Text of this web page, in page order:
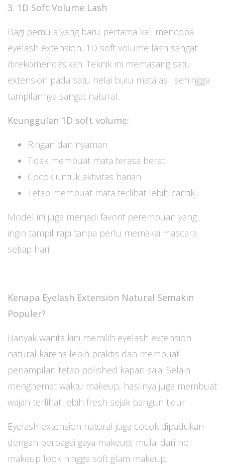
3. 1D Soft Volume Lash
Bagi pemula yang baru pertama kali mencoba
eyelash extension, 1D soft volume lash sangat
direkomendasikan. Teknik ini memasang satu
extension pada satu helai bulu mata asli sehingga
tampilannya sangat natural.
Keunggulan 1D soft volume:
Ringan dan nyaman
Tidak membuat mata terasa berat
Cocok untuk aktivitas harian
Tetap membuat mata terlihat lebih cantik
Model ini juga menjadi favorit perempuan yang
ingin tampil rapi tanpa perlu memakai mascara
setiap hari.
Kenapa Eyelash Extension Natural Semakin
Populer?
Banyak wanita kini memilih eyelash extension
natural karena lebih praktis dan membuat
penampilan tetap polished kapan saja. Selain
menghemat waktu makeup, hasilnya juga membuat
wajah terlihat lebih fresh sejak bangun tidur.
Eyelash extension natural juga cocok dipadukan
dengan berbagai gaya makeup, mulai dari no
makeup look hingga soft glam makeup.